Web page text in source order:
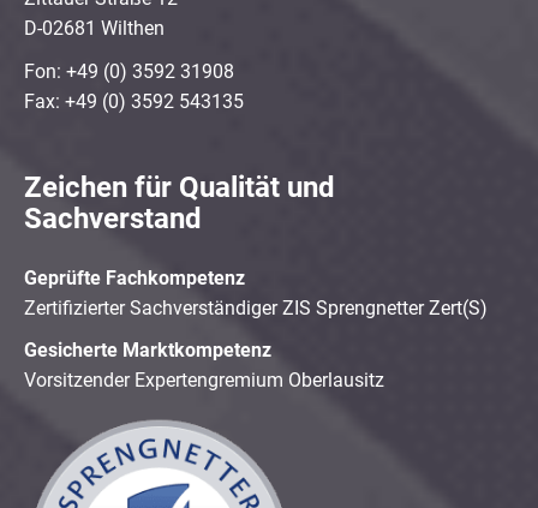
D-02681 Wilthen
Fon: +49 (0) 3592 31908
Fax: +49 (0) 3592 543135
Zeichen für Qualität und
Sachverstand
Geprüfte Fachkompetenz
Zertifizierter Sachverständiger ZIS Sprengnetter Zert(S)
Gesicherte Marktkompetenz
Vorsitzender Expertengremium Oberlausitz